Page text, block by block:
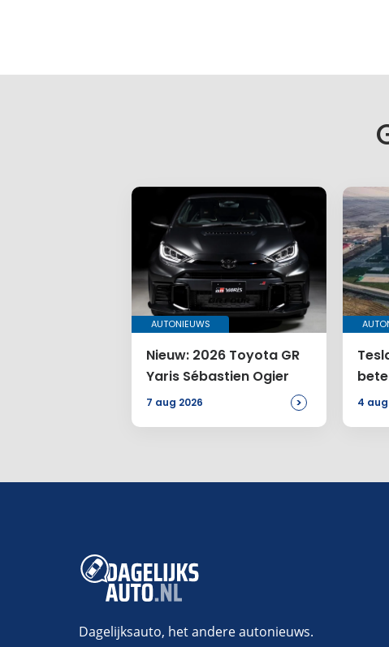
AUTONIEUWS
Nieuw: 2026 Toyota GR
Yaris Sébastien Ogier
7 aug 2026 >
bij
4 aug
Dagelijksauto, het andere autonieuws.